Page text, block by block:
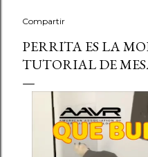
Compartir
PERRITA ES LA
TUTORIAL DE